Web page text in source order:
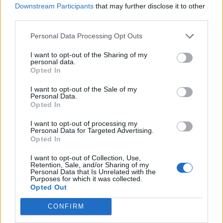
Downstream Participants that may further disclose it to other
Personal Data Processing Opt Outs
I want to opt-out of the Sharing of my
personal data.
Opted In
I want to opt-out of the Sale of my
Personal Data.
Opted In
I want to opt-out of processing my
Personal Data for Targeted Advertising.
Opted In
I want to opt-out of Collection, Use,
Retention, Sale, and/or Sharing of my
Personal Data that Is Unrelated with the
Purposes for which it was collected.
Opted Out
CONFIRM
Σύμφωνα με τον ίδιο, ο οποίος κατηγόρησε το
Αμερικανούς για τη νέα υποπαραλλαγή και ότι
υποπαραλλαγής, το στέλεχος «είναι πιθανότατα
μια αμερικανικής προέλευσης παραλλαγή
ανασυνδυασμού που είναι 96% ταχύτερη
(χειρότερη) από το παλιό XBB», έγραψε στο Twitter.
«Το XBB.1.5 εμφανίστηκε στην περιοχή της Νέας
Υόρκης τον Οκτώβριο και [από τότε] προκαλεί
ΤοKraken, λέει ο Φέιγκλ-Ντινγκ, βρίσκεται
πίσω από «τη μεγαλύτερη νοσηλεία του
COVID-19 εδώ και σχεδόν ένα χρόνο» στη
Νέα Υόρκη. Ο Κρουκσάνκ πιστεύει ότι θα